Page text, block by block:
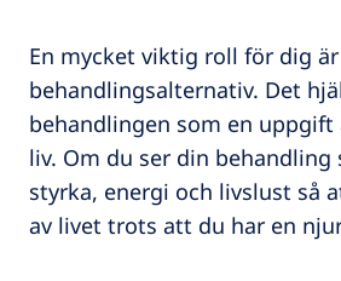
En mycket viktig roll för dig
behandlingsalternativ. Det
behandlingen som en
liv. Om du ser din
styrka, energi och livslust så
av livet trots att du har en